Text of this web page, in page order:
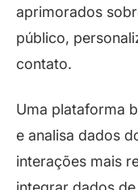
aprimorados
público,
contato.
Uma plataforma
e analisa dados
interações mais